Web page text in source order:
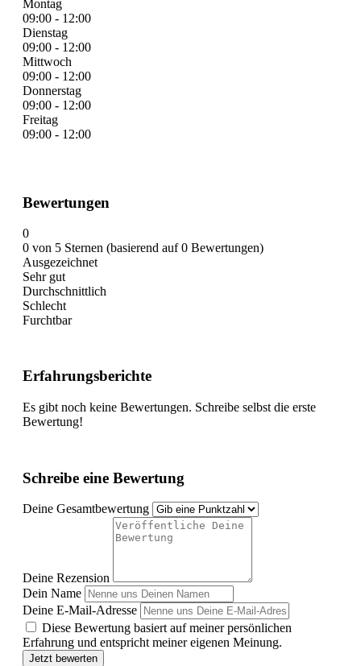
Montag
09:00 - 12:00
Dienstag
09:00 - 12:00
Mittwoch
09:00 - 12:00
Donnerstag
09:00 - 12:00
Freitag
09:00 - 12:00
Bewertungen
0
0 von 5 Sternen (basierend auf 0 Bewertungen)
Ausgezeichnet
Sehr gut
Durchschnittlich
Schlecht
Furchtbar
Erfahrungsberichte
Es gibt noch keine Bewertungen. Schreibe selbst die erste
Bewertung!
Schreibe eine Bewertung
Deine Gesamtbewertung
Deine Rezension
Dein Name
Deine E-Mail-Adresse
Diese Bewertung basiert auf meiner persönlichen
Erfahrung und entspricht meiner eigenen Meinung.
Jetzt bewerten